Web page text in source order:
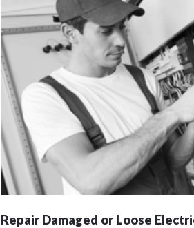
Repair Damaged or Loose